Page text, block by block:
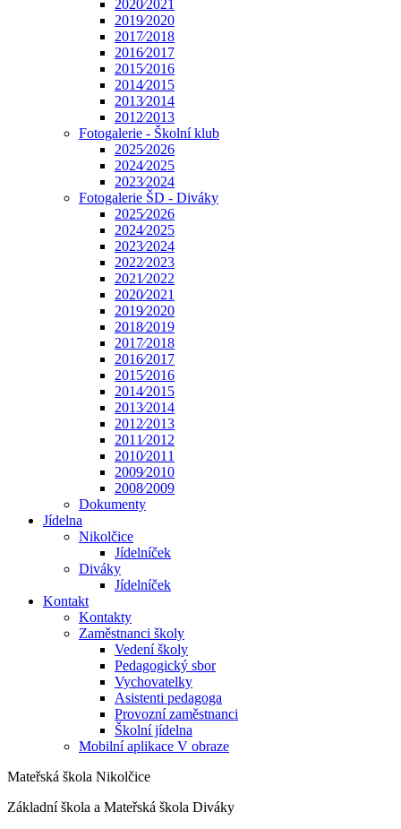
2020⁄2021
2019⁄2020
2017⁄2018
2016⁄2017
2015⁄2016
2014⁄2015
2013⁄2014
2012⁄2013
Fotogalerie - Školní klub
2025⁄2026
2024⁄2025
2023⁄2024
Fotogalerie ŠD - Diváky
2025⁄2026
2024⁄2025
2023⁄2024
2022⁄2023
2021⁄2022
2020⁄2021
2019⁄2020
2018⁄2019
2017⁄2018
2016⁄2017
2015⁄2016
2014⁄2015
2013⁄2014
2012⁄2013
2011⁄2012
2010⁄2011
2009⁄2010
2008⁄2009
Dokumenty
Jídelna
Nikolčice
Jídelníček
Diváky
Jídelníček
Kontakt
Kontakty
Zaměstnanci školy
Vedení školy
Pedagogický sbor
Vychovatelky
Asistenti pedagoga
Provozní zaměstnanci
Školní jídelna
Mobilní aplikace V obraze
Mateřská škola Nikolčice
Základní škola a Mateřská škola Diváky